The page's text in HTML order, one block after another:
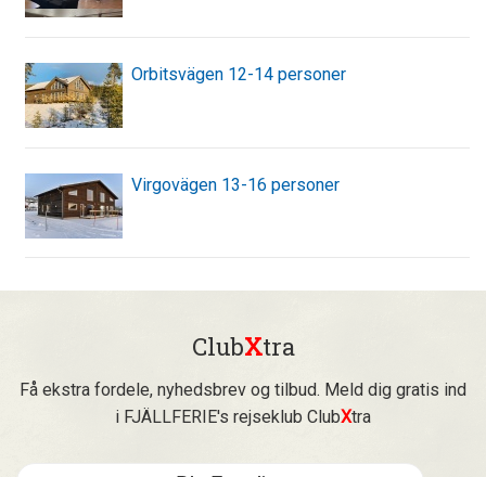
Orbitsvägen 12-14 personer
Virgovägen 13-16 personer
ClubXtra
Få ekstra fordele, nyhedsbrev og tilbud. Meld dig gratis ind
i FJÄLLFERIE's rejseklub ClubXtra